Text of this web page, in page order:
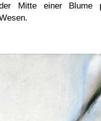
Mitte einer Blume